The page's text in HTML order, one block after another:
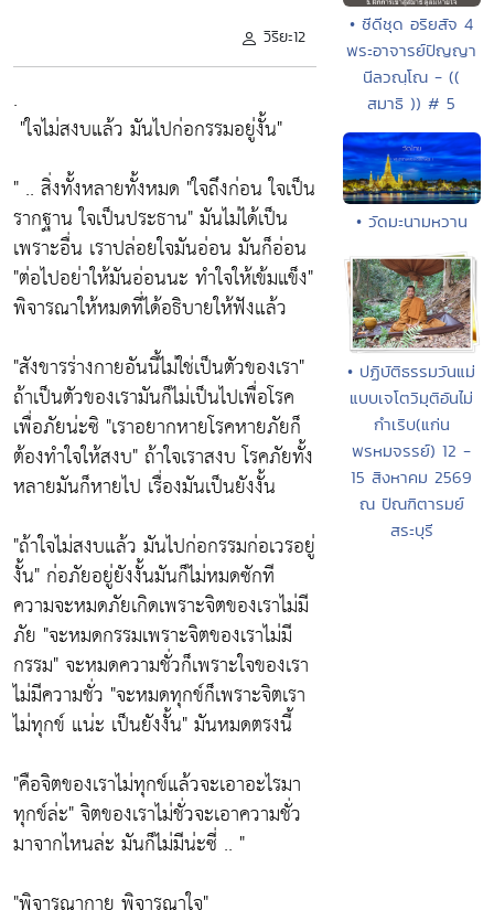
วิริยะ12
.
"ใจไม่สงบแล้ว มันไปก่อกรรมอยู่งั้น"
" .. สิ่งทั้งหลายทั้งหมด "ใจถึงก่อน ใจเป็น
รากฐาน ใจเป็นประธาน"มันไม่ได้เป็น
เพราะอื่น เราปล่อยใจมันอ่อน มันก็อ่อน
"ต่อไปอย่าให้มันอ่อนนะ ทำใจให้เข้มแข็ง"
พิจารณาให้หมดที่ได้อธิบายให้ฟังแล้ว
"สังขารร่างกายอันนี้ไม่ใช่เป็นตัวของเรา"
ถ้าเป็นตัวของเรามันก็ไม่เป็นไปเพื่อโรค
เพื่อภัยน่ะซิ "เราอยากหายโรคหายภัยก็
ต้องทำใจให้สงบ"ถ้าใจเราสงบ โรคภัยทั้ง
หลายมันก็หายไป เรื่องมันเป็นยังงั้น
"ถ้าใจไม่สงบแล้ว มันไปก่อกรรมก่อเวรอยู่
งั้น" ก่อภัยอยู่ยังงั้นมันก็ไม่หมดซักที
ความจะหมดภัยเกิดเพราะจิตของเราไม่มี
ภัย "จะหมดกรรมเพราะจิตของเราไม่มี
กรรม"จะหมดความชั่วก็เพราะใจของเรา
ไม่มีความชั่ว "จะหมดทุกข์ก็เพราะจิตเรา
ไม่ทุกข์ แน่ะ เป็นยังงั้น"มันหมดตรงนี้
"คือจิตของเราไม่ทุกข์แล้วจะเอาอะไรมา
ทุกข์ล่ะ"จิตของเราไม่ชั่วจะเอาความชั่ว
มาจากไหนล่ะ มันก็ไม่มีน่ะซี่ .. "
• ซีดีชุด อริยสัจ 4
พระอาจารย์ปัญญา
นีลวณฺโณ - ((
สมาธิ )) # 5
• วัดมะนามหวาน
• ปฏิบัติธรรมวันแม่
แบบเจโตวิมุติอันไม่
กำเริบ(แก่น
พรหมจรรย์) 12 -
15 สิงหาคม 2569
ณ ปัณฑิตารมย์
สระบุรี